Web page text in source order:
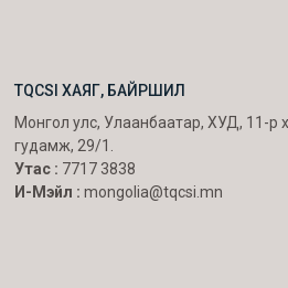
TQCSI ХАЯГ, БАЙРШИЛ
Монгол улс, Улаанбаатар, ХУД, 11-р
гудамж, 29/1.
Утас : 7717 3838
И-Мэйл : mongolia@tqcsi.mn